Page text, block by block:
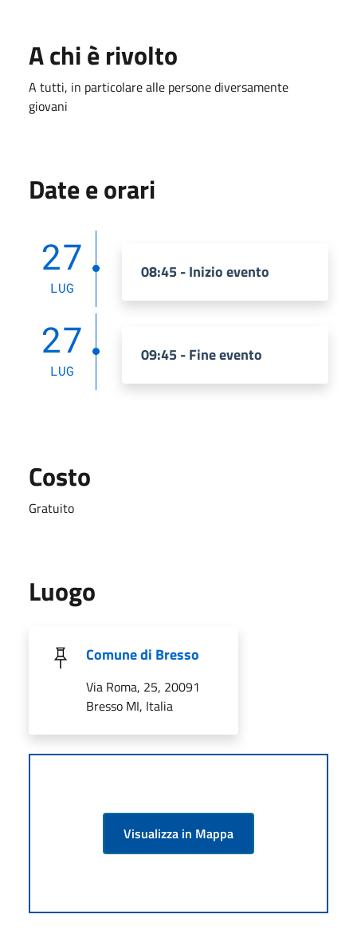
A chi è rivolto
A tutti, in particolare alle persone diversamente
giovani
Date e orari
27
LUG
08:45 - Inizio evento
27
LUG
09:45 - Fine evento
Costo
Gratuito
Luogo
Comune di Bresso
Via Roma, 25, 20091
Bresso MI, Italia
Visualizza in Mappa